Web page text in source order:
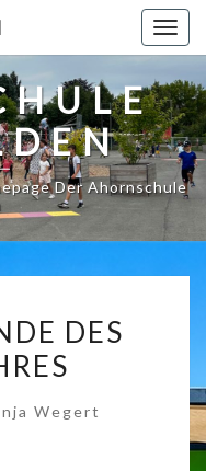
Der Ahornschule
DES
Wegert